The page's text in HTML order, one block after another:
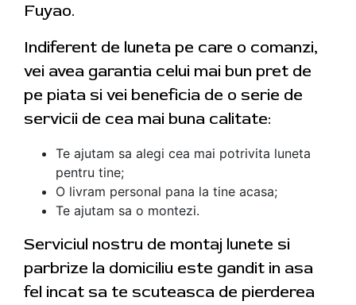
Fuyao.
Indiferent de luneta pe care o comanzi,
vei avea garantia celui mai bun pret de
pe piata si vei beneficia de o serie de
servicii de cea mai buna calitate:
Te ajutam sa alegi cea mai potrivita luneta
pentru tine;
O livram personal pana la tine acasa;
Te ajutam sa o montezi.
Serviciul nostru de montaj lunete si
parbrize la domiciliu este gandit in asa
fel incat sa te scuteasca de pierderea